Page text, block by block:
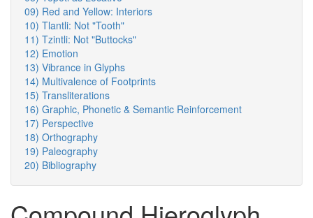
09) Red and Yellow: Interiors
10) Tlantli: Not "Tooth"
11) Tzintli: Not "Buttocks"
12) Emotion
13) Vibrance in Glyphs
14) Multivalence of Footprints
15) Transliterations
16) Graphic, Phonetic & Semantic Reinforcement
17) Perspective
18) Orthography
19) Paleography
20) Bibliography